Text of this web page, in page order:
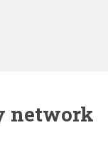
network